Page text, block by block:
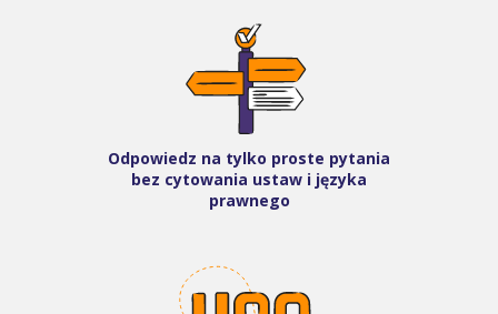
Odpowiedz na tylko proste pytania
bez cytowania ustaw i języka
prawnego